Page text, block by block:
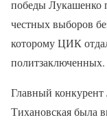
победы Лукашенко
честных выборов
которому ЦИК
политзаключенных.
Главный
Тихановская была